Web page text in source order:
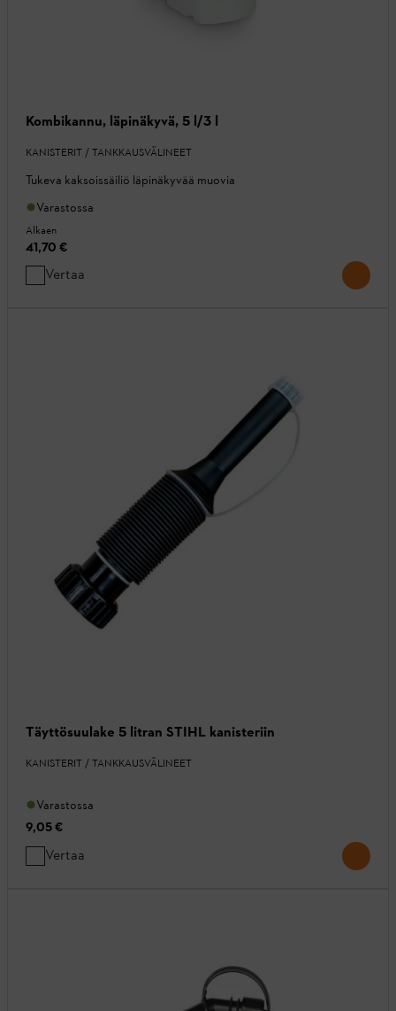
Kombikannu, läpinäkyvä, 5 l/3 l
KANISTERIT / TANKKAUSVÄLINEET
Tukeva kaksoissäiliö läpinäkyvää muovia
Varastossa
Alkaen
41,70 €
Vertaa
Täyttösuulake 5 litran STIHL kanisteriin
KANISTERIT / TANKKAUSVÄLINEET
Varastossa
9,05 €
Vertaa